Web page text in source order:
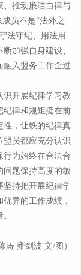
、推动廉洁自律与
员不是“法外之
法守纪、用法用
加强自身建设、
融入盟务工作全过
识开展纪律学习教
纪律和规矩挺在前
性，让铁的纪律真
盟员都应充分认识
行为始终在合法合
问题保持高度的敏
坚持把开展纪律学
异的工作成绩，
涛 雍剑波 文/图）